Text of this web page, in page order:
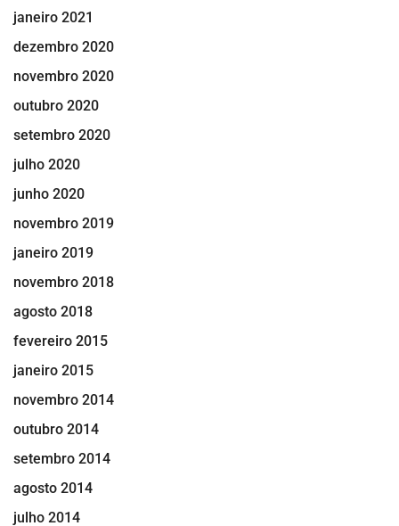
janeiro 2021
dezembro 2020
novembro 2020
outubro 2020
setembro 2020
julho 2020
junho 2020
novembro 2019
janeiro 2019
novembro 2018
agosto 2018
fevereiro 2015
janeiro 2015
novembro 2014
outubro 2014
setembro 2014
agosto 2014
julho 2014